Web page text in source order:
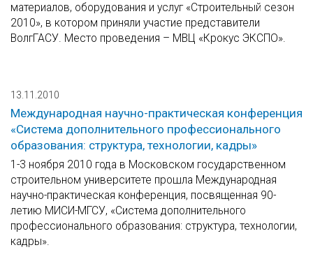
материалов, оборудования и услуг «Строительный сезон
2010», в котором приняли участие представители
ВолгГАСУ. Место проведения – МВЦ «Крокус ЭКСПО».
13.11.2010
Международная научно-практическая конференция
«Система дополнительного профессионального
образования: структура, технологии, кадры»
1-3 ноября 2010 года в Московском государственном
строительном университете прошла Международная
научно-практическая конференция, посвященная 90-
летию МИСИ-МГСУ, «Система дополнительного
профессионального образования: структура, технологии,
кадры».